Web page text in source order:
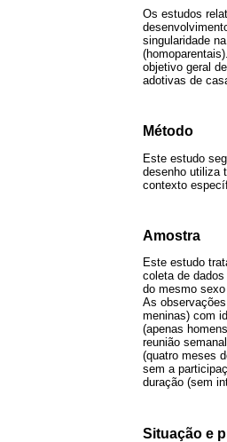
Os estudos
singularidade
objetivo geral
adotivas de
Método
Este estudo
desenho utiliza
contexto
Amostra
Este estudo
coleta de
do mesmo
As
meninas) com
(apenas
reunião
(quatro meses
sem a
duração (sem
Situação e